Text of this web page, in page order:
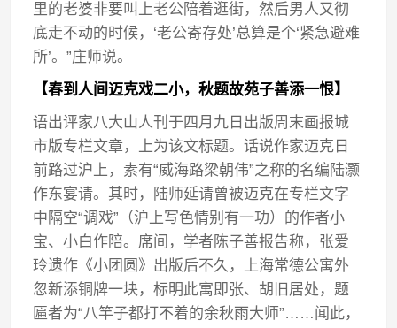
里的老婆非要叫上老公陪着逛街，然后男人又彻
底走不动的时候，‘老公寄存处’总算是个‘紧急避难
所’。”庄师说。
【春到人间迈克戏二小，秋题故苑子善添一恨】
语出评家八大山人刊于四月九日出版周末画报城
市版专栏文章，上为该文标题。话说作家迈克日
前路过沪上，素有“威海路梁朝伟”之称的名编陆灏
作东宴请。其时，陆师延请曾被迈克在专栏文字
中隔空“调戏”（沪上写色情别有一功）的作者小
宝、小白作陪。席间，学者陈子善报告称，张爱
玲遗作《小团圆》出版后不久，上海常德公寓外
忽新添铜牌一块，标明此寓即张、胡旧居处，题
匾者为“八竿子都打不着的余秋雨大师”……闻此，